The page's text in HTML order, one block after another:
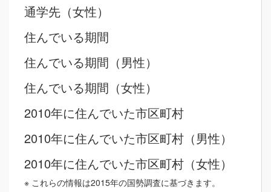
通学先（女性）
住んでいる期間
住んでいる期間（男性）
住んでいる期間（女性）
2010年に住んでいた市区町村
2010年に住んでいた市区町村（男性）
2010年に住んでいた市区町村（女性）
※ これらの情報は2015年の国勢調査に基づきます。